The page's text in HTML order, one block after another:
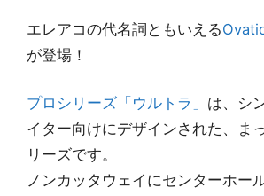
エレアコの代名詞ともいえる
が登場！
プロシリーズ「ウルトラ」 は、シ
イター向けにデザインされた、ま
リーズです。
ノンカッタウェイにセンターホー